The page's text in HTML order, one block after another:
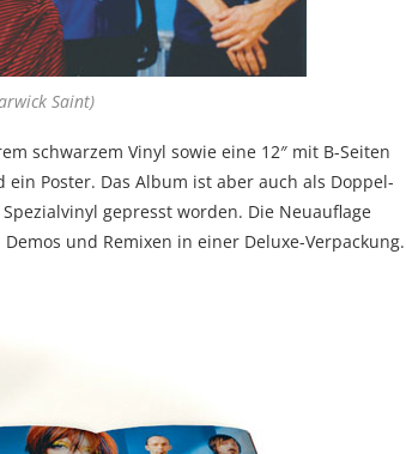
Saint)
schwarzem Vinyl sowie eine 12″ mit B-Seiten
Poster. Das Album ist aber auch als Doppel-
gepresst worden. Die Neuauflage
und Remixen in einer Deluxe-Verpackung.